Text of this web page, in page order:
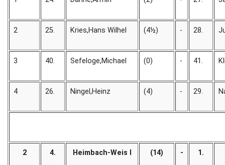
2 25. Kries,Hans Wilhel (4½) - 28.
3 40. Sefeloge,Michael (0) - 41.
4 26. Ningel,Heinz (4) - 29.
2 4. Heimbach-Weis I (14) - 1.